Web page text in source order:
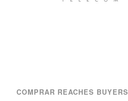
COMPRAR REACHES BUYERS